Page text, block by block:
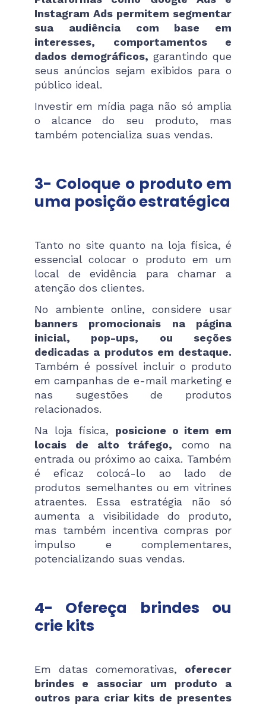
Instagram Ads permitem segmentar
sua audiência com base em
interesses, comportamentos e
dados demográficos, garantindo que
seus anúncios sejam exibidos para o
público ideal.
Investir em mídia paga não só amplia
o alcance do seu produto, mas
também potencializa suas vendas.
3- Coloque o produto em
uma posição estratégica
Tanto no site quanto na loja física, é
essencial colocar o produto em um
local de evidência para chamar a
atenção dos clientes.
No ambiente online, considere usar
banners promocionais na página
inicial, pop-ups, ou seções
dedicadas a produtos em destaque.
Também é possível incluir o produto
em campanhas de e-mail marketing e
nas sugestões de produtos
relacionados.
Na loja física, posicione o item em
locais de alto tráfego, como na
entrada ou próximo ao caixa. Também
é eficaz colocá-lo ao lado de
produtos semelhantes ou em vitrines
atraentes. Essa estratégia não só
aumenta a visibilidade do produto,
mas também incentiva compras por
impulso e complementares,
potencializando suas vendas.
4- Ofereça brindes ou
crie kits
Em datas comemorativas, oferecer
brindes e
associar um produto a
outros para criar kits de presentes